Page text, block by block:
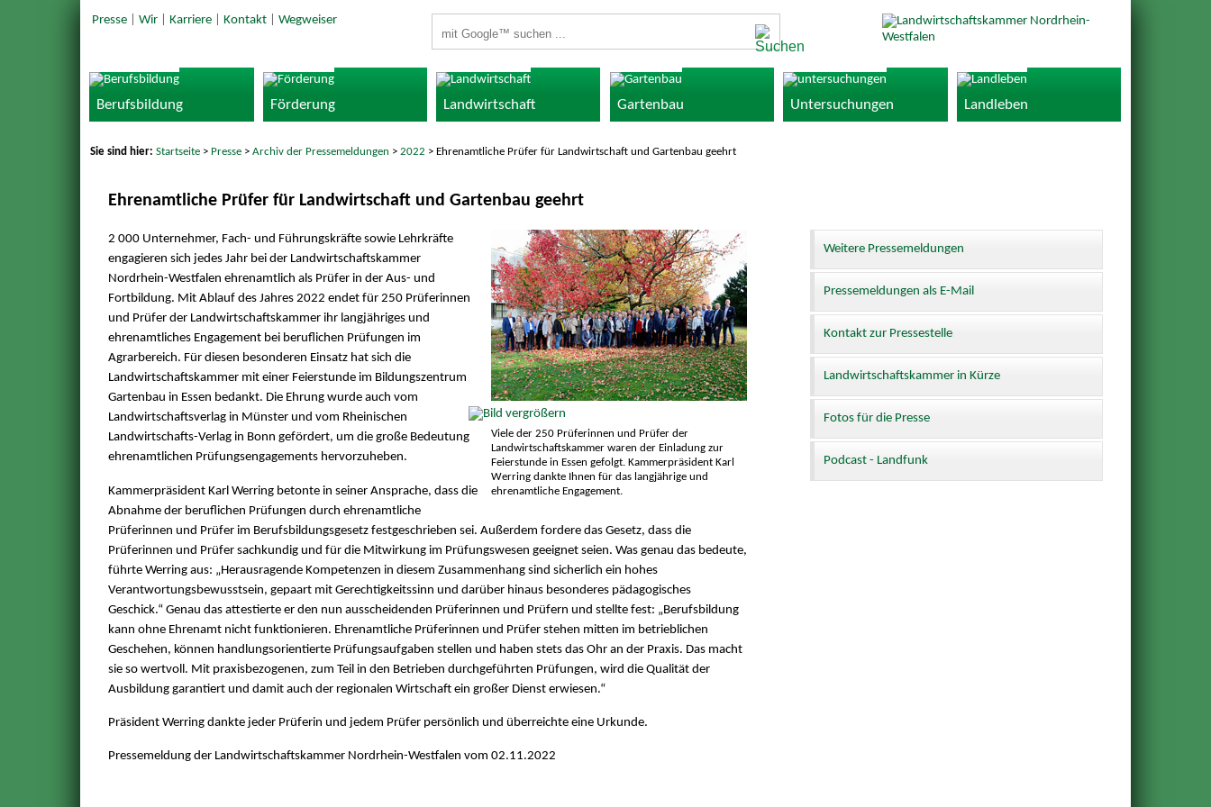
Presse| Wir| Karriere| Kontakt| Wegweiser
Berufsbildung Förderung Landwirtschaft Gartenbau Untersuchungen Landleben
Sie sind hier:Startseite > Presse >Archiv der Pressemeldungen >2022 > Ehrenamtliche Prüfer für Landwirtschaft und Gartenbau geehrt
Ehrenamtliche Prüfer für Landwirtschaft und Gartenbau geehrt
Viele der 250 Prüferinnen und Prüfer der
Landwirtschaftskammer waren der Einladung zur
Feierstunde in Essen gefolgt. Kammerpräsident Karl
Werring dankte Ihnen für das langjährige und
ehrenamtliche Engagement.
2 000 Unternehmer, Fach- und Führungskräfte sowie Lehrkräfte
engagieren sich jedes Jahr bei der Landwirtschaftskammer
Nordrhein-Westfalen ehrenamtlich als Prüfer in der Aus- und
Fortbildung. Mit Ablauf des Jahres 2022 endet für 250 Prüferinnen
und Prüfer der Landwirtschaftskammer ihr langjähriges und
ehrenamtliches Engagement bei beruflichen Prüfungen im
Agrarbereich. Für diesen besonderen Einsatz hat sich die
Landwirtschaftskammer mit einer Feierstunde im Bildungszentrum
Gartenbau in Essen bedankt. Die Ehrung wurde auch vom
Landwirtschaftsverlag in Münster und vom Rheinischen
Landwirtschafts-Verlag in Bonn gefördert, um die große Bedeutung
ehrenamtlichen Prüfungsengagements hervorzuheben.
Kammerpräsident Karl Werring betonte in seiner Ansprache, dass die
Abnahme der beruflichen Prüfungen durch ehrenamtliche
Prüferinnen und Prüfer im Berufsbildungsgesetz festgeschrieben sei. Außerdem fordere das Gesetz, dass die
Prüferinnen und Prüfer sachkundig und für die Mitwirkung im Prüfungswesen geeignet seien. Was genau das bedeute,
führte Werring aus: „Herausragende Kompetenzen in diesem Zusammenhang sind sicherlich ein hohes
Verantwortungsbewusstsein, gepaart mit Gerechtigkeitssinn und darüber hinaus besonderes pädagogisches
Geschick.“ Genau das attestierte er den nun ausscheidenden Prüferinnen und Prüfern und stellte fest: „Berufsbildung
kann ohne Ehrenamt nicht funktionieren. Ehrenamtliche Prüferinnen und Prüfer stehen mitten im betrieblichen
Geschehen, können handlungsorientierte Prüfungsaufgaben stellen und haben stets das Ohr an der Praxis. Das macht
sie so wertvoll. Mit praxisbezogenen, zum Teil in den Betrieben durchgeführten Prüfungen, wird die Qualität der
Ausbildung garantiert und damit auch der regionalen Wirtschaft ein großer Dienst erwiesen.“
Präsident Werring dankte jeder Prüferin und jedem Prüfer persönlich und überreichte eine Urkunde.
Pressemeldung der Landwirtschaftskammer Nordrhein-Westfalen vom 02.11.2022
Weitere Pressemeldungen
Pressemeldungen als E-Mail
Kontakt zur Pressestelle
Landwirtschaftskammer in Kürze
Fotos für die Presse
Podcast - Landfunk